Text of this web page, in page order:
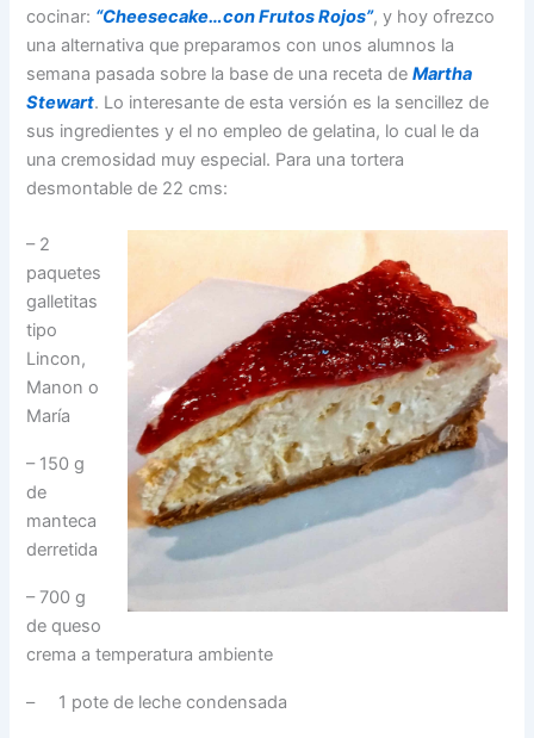
cocinar: “Cheesecake…con Frutos Rojos”, y hoy ofrezco
una alternativa que preparamos con unos alumnos la
semana pasada sobre la base de una receta deMartha
Stewart. Lo interesante de esta versión es la sencillez de
sus ingredientes y el no empleo de gelatina, lo cual le da
una cremosidad muy especial. Para una tortera
desmontable de 22 cms:
– 2
paquetes
galletitas
tipo
Lincon,
Manon o
María
– 150 g
de
manteca
derretida
– 700 g
de queso
crema a temperatura ambiente
– 1 pote de leche condensada